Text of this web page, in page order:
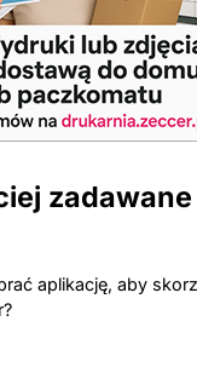
aplikację, aby